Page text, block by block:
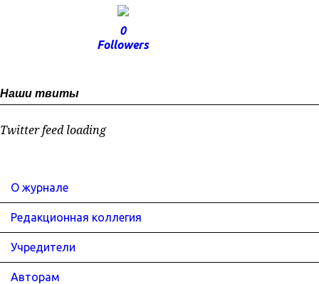
0
Followers
Наши твиты
Twitter feed loading
О журнале
Редакционная коллегия
Учредители
Авторам